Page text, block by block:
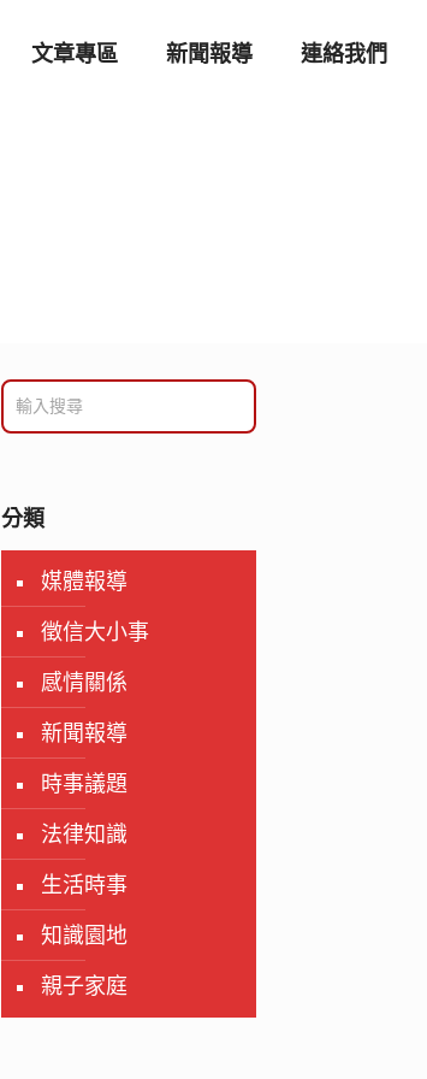
文章專區 新聞報導 連絡我們
分類
媒體報導
徵信大小事
感情關係
新聞報導
時事議題
法律知識
生活時事
知識園地
親子家庭